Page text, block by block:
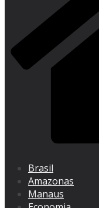
Brasil
Amazonas
Manaus